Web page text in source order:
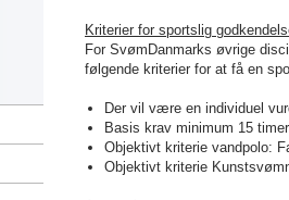
Kriterier for sportslig
For SvømDanmarks øvrige
følgende kriterier for at få en
Der vil være en individuel
Basis krav minimum 15
Objektivt kriterie vandpolo:
Objektivt kriterie